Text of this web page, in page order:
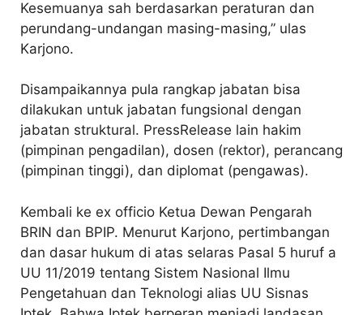
Kesemuanya sah berdasarkan peraturan dan
perundang-undangan masing-masing,” ulas
Karjono.
Disampaikannya pula rangkap jabatan bisa
dilakukan untuk jabatan fungsional dengan
jabatan struktural. PressRelease lain hakim
(pimpinan pengadilan), dosen (rektor), perancang
(pimpinan tinggi), dan diplomat (pengawas).
Kembali ke ex officio Ketua Dewan Pengarah
BRIN dan BPIP. Menurut Karjono, pertimbangan
dan dasar hukum di atas selaras Pasal 5 huruf a
UU 11/2019 tentang Sistem Nasional Ilmu
Pengetahuan dan Teknologi alias UU Sisnas